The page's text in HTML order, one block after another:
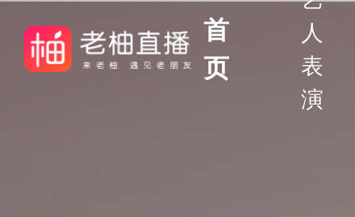
首
页
人
表
演